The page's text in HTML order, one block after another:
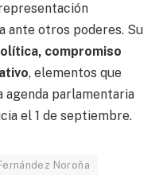
ante otros poderes. Su
compromiso
, elementos que
agenda parlamentaria
el 1 de septiembre.
Noroña